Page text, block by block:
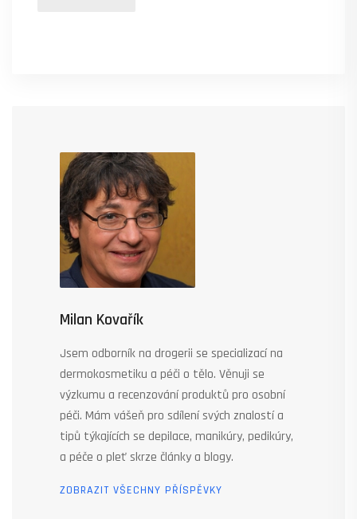
Milan Kovařík
Jsem odborník na drogerii se specializací na
dermokosmetiku a péči o tělo. Věnuji se
výzkumu a recenzování produktů pro osobní
péči. Mám vášeň pro sdílení svých znalostí a
tipů týkajících se depilace, manikúry, pedikúry,
a péče o pleť skrze články a blogy.
ZOBRAZIT VŠECHNY PŘÍSPĚVKY